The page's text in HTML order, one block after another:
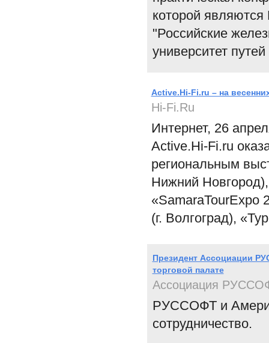
которой
"Российские
университет
Active.Hi-Fi.ru – на
Hi-Fi.Ru
Интернет, 26
Асtive.Hi-Fi.ru
региональным
Нижний
«SamaraTourExpo
(г. Волгоград),
Президент Ассоциации
торговой палате
Ассоциация
РУССОФТ и
сотрудничество.